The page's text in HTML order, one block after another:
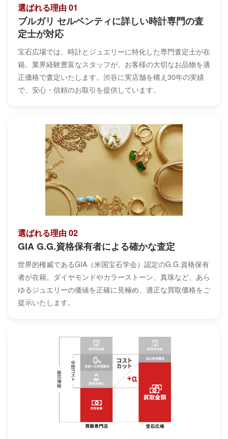
選ばれる理由 01
ブルガリ セルペンティに詳しい時計専門の査
定士が対応
宝石広場では、時計とジュエリーに特化した専門査定士が在
籍。業界経験豊富なスタッフが、お客様の大切なお品物を適
正価格で査定いたします。渋谷に実店舗を構え30年の実績
で、安心・信頼のお取引を提供しています。
選ばれる理由 02
GIA G.G.資格保有者による確かな査定
世界的権威であるGIA（米国宝石学会）認定のG.G.資格保有
者が在籍。ダイヤモンドやカラーストーン、真珠など、あら
ゆるジュエリーの価値を正確に見極め、適正な買取価格をご
提示いたします。